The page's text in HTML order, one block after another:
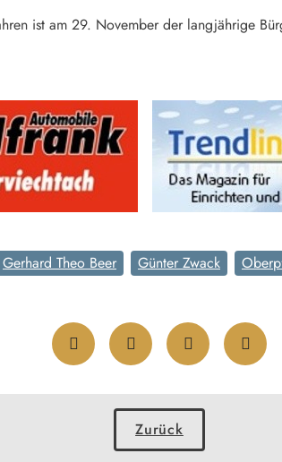
ist am 29. November der langjährige
Gerhard Theo Beer Günter Zwack
Zurück